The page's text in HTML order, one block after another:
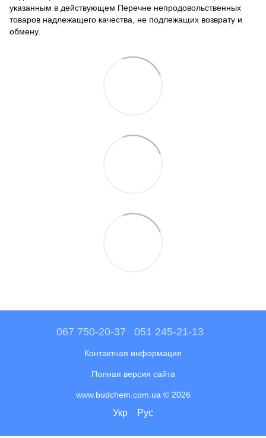
указанным в действующем Перечне непродовольственных
товаров надлежащего качества, не подлежащих возврату и
обмену.
067 750-20-37 051 245-21-13
Контактная информация
Полная версия сайта
www.budchem.com.ua © 2026
Укр Рус